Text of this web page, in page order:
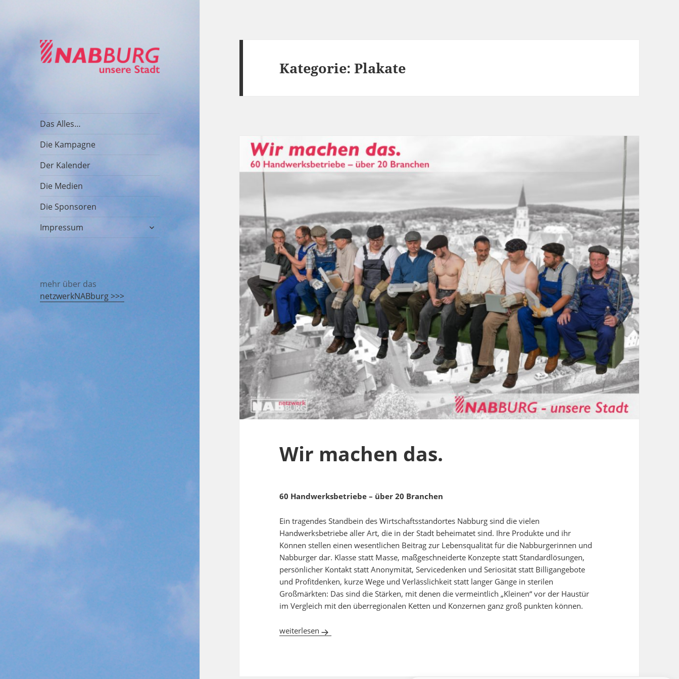
unsere Stadt
Das Alles…
Die Kampagne
Der Kalender
Die Medien
Die Sponsoren
Impressum
untermenü
öffnen
mehr über das
netzwerkNABburg >>>
Kategorie:Plakate
Wir machen das.
60 Handwerksbetriebe – über 20 Branchen
Ein tragendes Standbein des Wirtschaftsstandortes Nabburg sind die vielen
Handwerksbetriebe aller Art, die in der Stadt beheimatet sind. Ihre Produkte und ihr
Können stellen einen wesentlichen Beitrag zur Lebensqualität für die Nabburgerinnen und
Nabburger dar. Klasse statt Masse, maßgeschneiderte Konzepte statt Standardlösungen,
persönlicher Kontakt statt Anonymität, Servicedenken und Seriosität statt Billigangebote
und Profitdenken, kurze Wege und Verlässlichkeit statt langer Gänge in sterilen
Großmärkten: Das sind die Stärken, mit denen die vermeintlich „Kleinen“ vor der Haustür
im Vergleich mit den überregionalen Ketten und Konzernen ganz groß punkten können.
Wir machen das.
weiterlesen